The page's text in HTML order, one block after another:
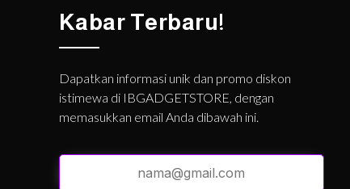
Kabar Terbaru!
Dapatkan informasi unik dan promo diskon
istimewa di IBGADGETSTORE, dengan
memasukkan email Anda dibawah ini.